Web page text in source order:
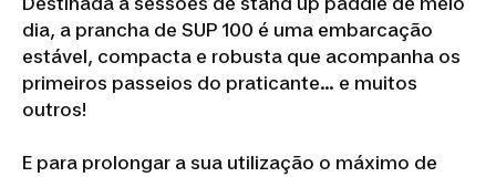
dia, a prancha de SUP 100 é uma embarcação
estável, compacta e robusta que acompanha os
primeiros passeios do praticante... e muitos
outros!
E para prolongar a sua utilização o máximo de